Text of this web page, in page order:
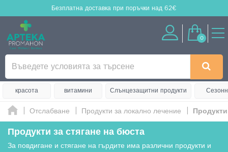
Безплатна доставка при поръчки над 62€
0
красота витамини Слънцезащитни продукти
Отслабване Продукти за локално лечение
Продукти за стягане на бюста
За повдигане и стягане на гърдите има различни продукти и